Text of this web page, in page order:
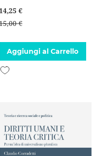
€
€
Aggiungi al Carrello
Aggiungi alla lista desideri